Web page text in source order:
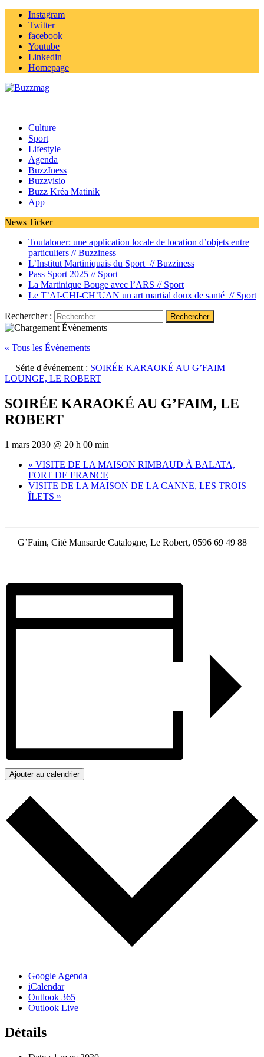
Instagram
Twitter
facebook
Youtube
Linkedin
Homepage
Culture
Sport
Lifestyle
Agenda
BuzzIness
Buzzvisio
Buzz Kréa Matinik
App
News Ticker
Toutalouer: une application locale de location d’objets entre
particuliers //Buzziness
L’Institut Martiniquais du Sport //Buzziness
Pass Sport 2025 // Sport
La Martinique Bouge avec l’ARS // Sport
Le T’AI-CHI-CH’UAN un art martial doux de santé // Sport
Rechercher :
« Tous les Évènements
Série d'événement : SOIRÉE KARAOKÉ AU G’FAIM
LOUNGE, LE ROBERT
SOIRÉE KARAOKÉ AU G’FAIM, LE
ROBERT
1 mars 2030 @ 20 h 00 min
« VISITE DE LA MAISON RIMBAUD À BALATA,
FORT DE FRANCE
VISITE DE LA MAISON DE LA CANNE, LES TROIS
ÎLETS »
G’Faim, Cité Mansarde Catalogne, Le Robert, 0596 69 49 88
Ajouter au calendrier
Google Agenda
iCalendar
Outlook 365
Outlook Live
Détails